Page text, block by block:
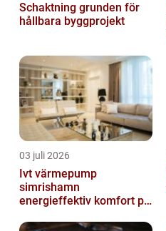
Schaktning grunden för
hållbara byggprojekt
03 juli 2026
Ivt värmepump
simrishamn
energieffektiv komfort på